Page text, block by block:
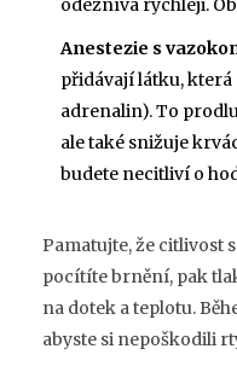
odeznívá rychleji.
Anestezie s
přidávají látku,
adrenalin). To
ale také snižuje
budete necitliví o
Pamatujte, že citlivost
pocítíte brnění, pak
na dotek a teplotu.
abyste si nepoškodili